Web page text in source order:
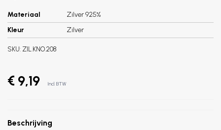
Materiaal
Zilver 925%
Kleur
Zilver
SKU: ZIL.KNO.208
€ 9,19 Incl. BTW
Beschrijving